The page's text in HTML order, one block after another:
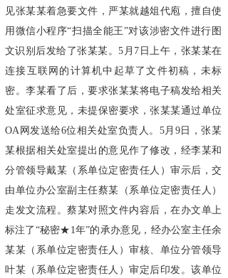
见张某某着急要文件，严某就越俎代庖，擅自使
用微信小程序“扫描全能王”对该涉密文件进行图
文识别后发给了张某某。5月7日上午，张某某在
连接互联网的计算机中起草了文件初稿，未标
密。李某看了后，要求张某某将电子稿发给相关
处室征求意见，未提保密要求，张某某通过单位
OA网发送给6位相关处室负责人。5月9日，张某
某根据相关处室提出的意见作了修改，经李某和
分管领导戴某（系单位定密责任人）审示后，交
由单位办公室副主任蔡某（系单位定密责任人）
走发文流程。蔡某对照文件内容后，在办文单上
标注了“秘密★1年”的承办意见，经办公室主任余
某某（系单位定密责任人）审核、单位分管领导
叶某（系单位定密责任人）审定后印发。该单位